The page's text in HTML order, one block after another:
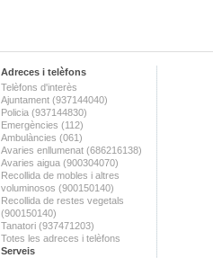
Adreces i telèfons
Telèfons d'interès
Ajuntament (937144040)
Policia (937144830)
Emergències (112)
Ambulàncies (061)
Avaries enllumenat (686216138)
Avaries aigua (900304070)
Recollida de mobles i altres
voluminosos (900150140)
Recollida de restes vegetals
(900150140)
Tanatori (937471203)
Totes les adreces i telèfons
Serveis